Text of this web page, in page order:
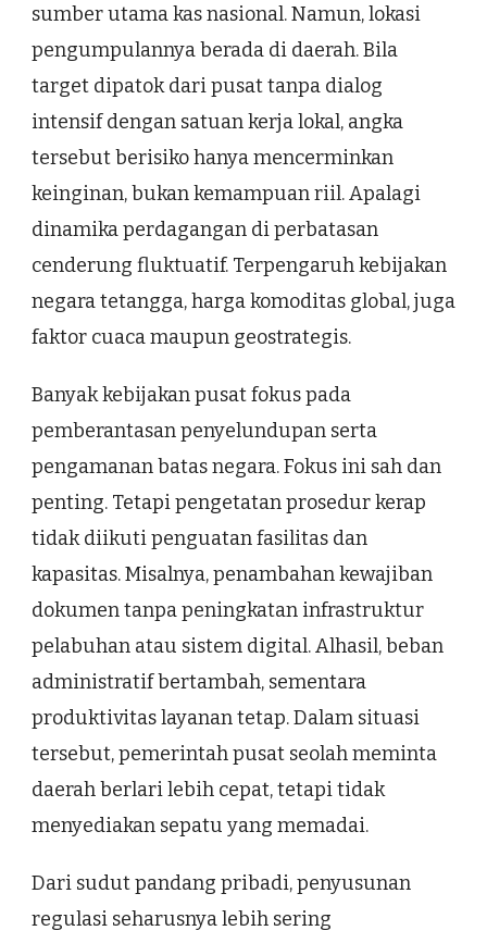
sumber utama kas nasional. Namun, lokasi
pengumpulannya berada di daerah. Bila
target dipatok dari pusat tanpa dialog
intensif dengan satuan kerja lokal, angka
tersebut berisiko hanya mencerminkan
keinginan, bukan kemampuan riil. Apalagi
dinamika perdagangan di perbatasan
cenderung fluktuatif. Terpengaruh kebijakan
negara tetangga, harga komoditas global, juga
faktor cuaca maupun geostrategis.
Banyak kebijakan pusat fokus pada
pemberantasan penyelundupan serta
pengamanan batas negara. Fokus ini sah dan
penting. Tetapi pengetatan prosedur kerap
tidak diikuti penguatan fasilitas dan
kapasitas. Misalnya, penambahan kewajiban
dokumen tanpa peningkatan infrastruktur
pelabuhan atau sistem digital. Alhasil, beban
administratif bertambah, sementara
produktivitas layanan tetap. Dalam situasi
tersebut, pemerintah pusat seolah meminta
daerah berlari lebih cepat, tetapi tidak
menyediakan sepatu yang memadai.
Dari sudut pandang pribadi, penyusunan
regulasi seharusnya lebih sering